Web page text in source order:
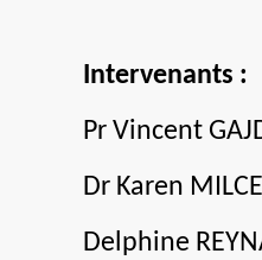
Intervenants :
Pr Vincent
Dr Karen
Delphine